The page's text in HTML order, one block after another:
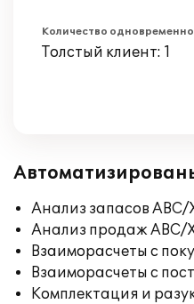
Количество
Толстый клиент: 1
Анализ запасов ABC/
Анализ продаж ABC/
Взаиморасчеты с
Взаиморасчеты с
Комплектация и